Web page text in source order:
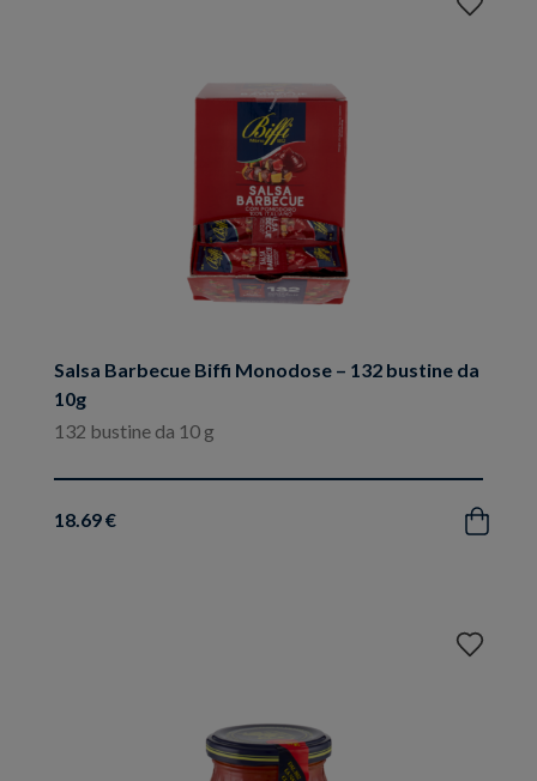
Salsa Barbecue Biffi Monodose – 132 bustine da
10g
132 bustine da 10 g
18.69 € Acquista
Aggiungi